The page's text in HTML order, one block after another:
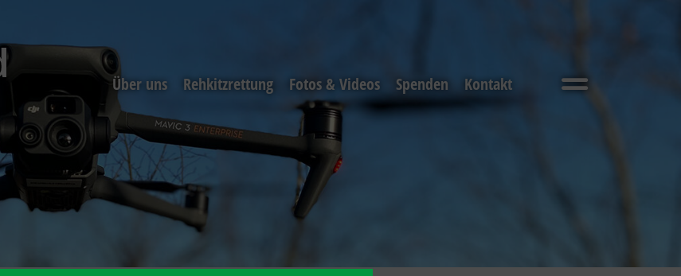
Über uns Rehkitzrettung Fotos & Videos Spenden Kontakt